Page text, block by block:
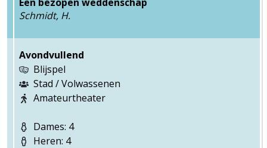
Schmidt, H.
Avondvullend
Blijspel
Stad / Volwassenen
Amateurtheater
Dames: 4
Heren: 4